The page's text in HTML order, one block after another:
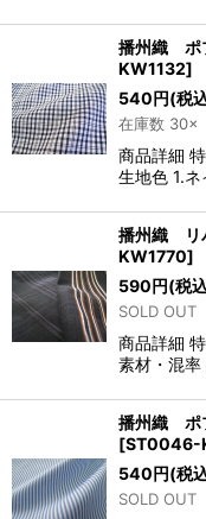
播州織 ポ
KW1132]
540円(税
在庫数 30×
商品詳細
生地色 1.
播州織 リ
KW1770]
590円(税
SOLD OUT
商品詳細
素材・混
播州織 ポ
[ST0046-
540円(税
SOLD OUT